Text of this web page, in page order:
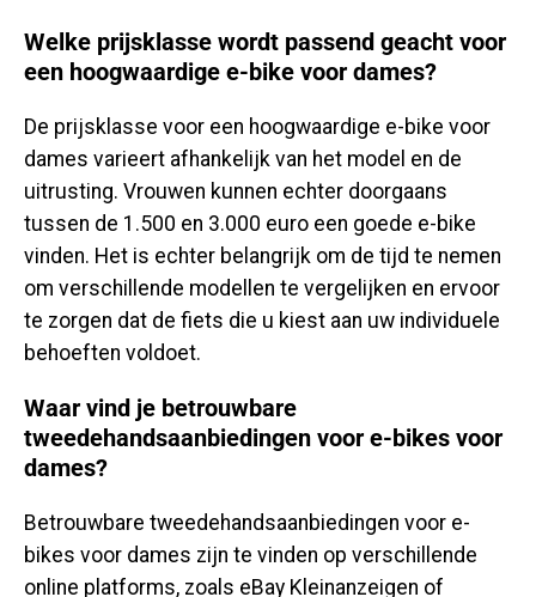
Welke prijsklasse wordt passend geacht voor
een hoogwaardige e-bike voor dames?
De prijsklasse voor een hoogwaardige e-bike voor
dames varieert afhankelijk van het model en de
uitrusting. Vrouwen kunnen echter doorgaans
tussen de 1.500 en 3.000 euro een goede e-bike
vinden. Het is echter belangrijk om de tijd te nemen
om verschillende modellen te vergelijken en ervoor
te zorgen dat de fiets die u kiest aan uw individuele
behoeften voldoet.
Waar vind je betrouwbare
tweedehandsaanbiedingen voor e-bikes voor
dames?
Betrouwbare tweedehandsaanbiedingen voor e-
bikes voor dames zijn te vinden op verschillende
online platforms, zoals eBay Kleinanzeigen of